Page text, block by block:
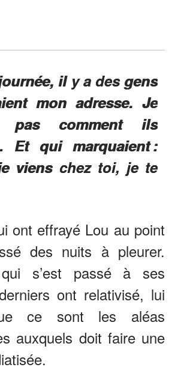
il y a des gens
mon adresse. Je
comment ils
Et qui marquaient :
viens chez toi, je te
ont effrayé Lou au point
des nuits à pleurer.
s’est passé à ses
ont relativisé, lui
ce sont les aléas
auxquels doit faire une